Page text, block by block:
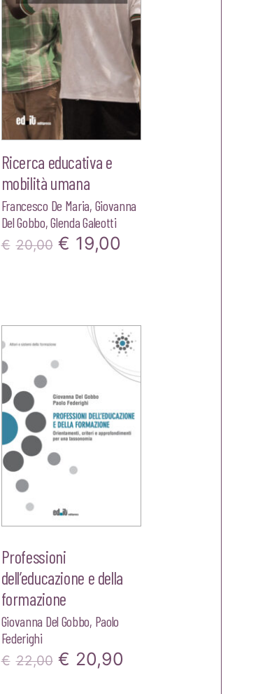
Ricerca educativa e
mobilità umana
Francesco De Maria, Giovanna
Del Gobbo,Glenda Galeotti
€ 20,00 Il
era:
€20,00.
€ 19,00
è:
€19,00.
Professioni
dell’educazione e della
formazione
Giovanna Del Gobbo, Paolo
Federighi
€ 22,00 Il
€ 20,90